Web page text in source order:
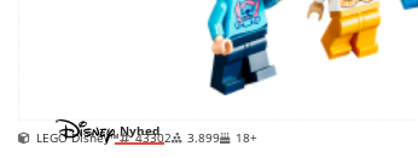
Nyhed
LEGO Disney™ 43302 3.899 18+